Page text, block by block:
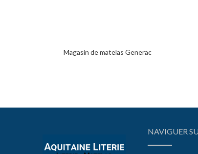
Magasin de matelas Generac
NAVIGUER